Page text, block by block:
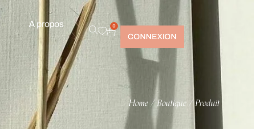
A propos 0
CONNEXION
Home/Boutique/Produit